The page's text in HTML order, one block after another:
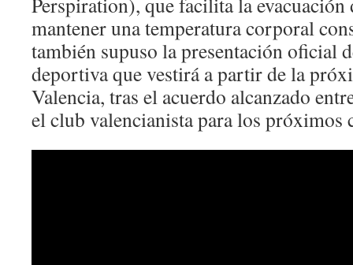
mantener una temperatura corporal
también supuso la presentación oficial
deportiva que vestirá a partir de la
Valencia, tras el acuerdo alcanzado
el club valencianista para los próximos